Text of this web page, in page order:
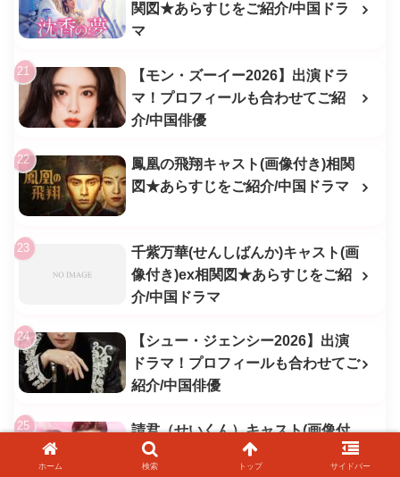
関図★あらすじをご紹介/中国ドラ
マ
【モン・ズーイー2026】出演ドラ
マ！プロフィールも合わせてご紹
介/中国俳優
鳳凰の飛翔キャスト(画像付き)相関
図★あらすじをご紹介/中国ドラマ
千紫万華(せんしばんか)キャスト(画
像付き)ex相関図★あらすじをご紹
介/中国ドラマ
【シュー・ジェンシー2026】出演
ドラマ！プロフィールも合わせてご
紹介/中国俳優
請君（せいくん）キャスト(画像付
き)相関図★あらすじをご紹介/中国
ホーム 検索 トップ サイドバー